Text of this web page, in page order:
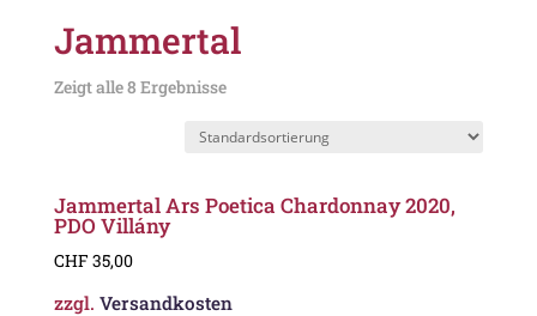
Jammertal
Zeigt alle 8 Ergebnisse
Jammertal Ars Poetica Chardonnay 2020,
PDO Villány
CHF 35,00
zzgl. Versandkosten